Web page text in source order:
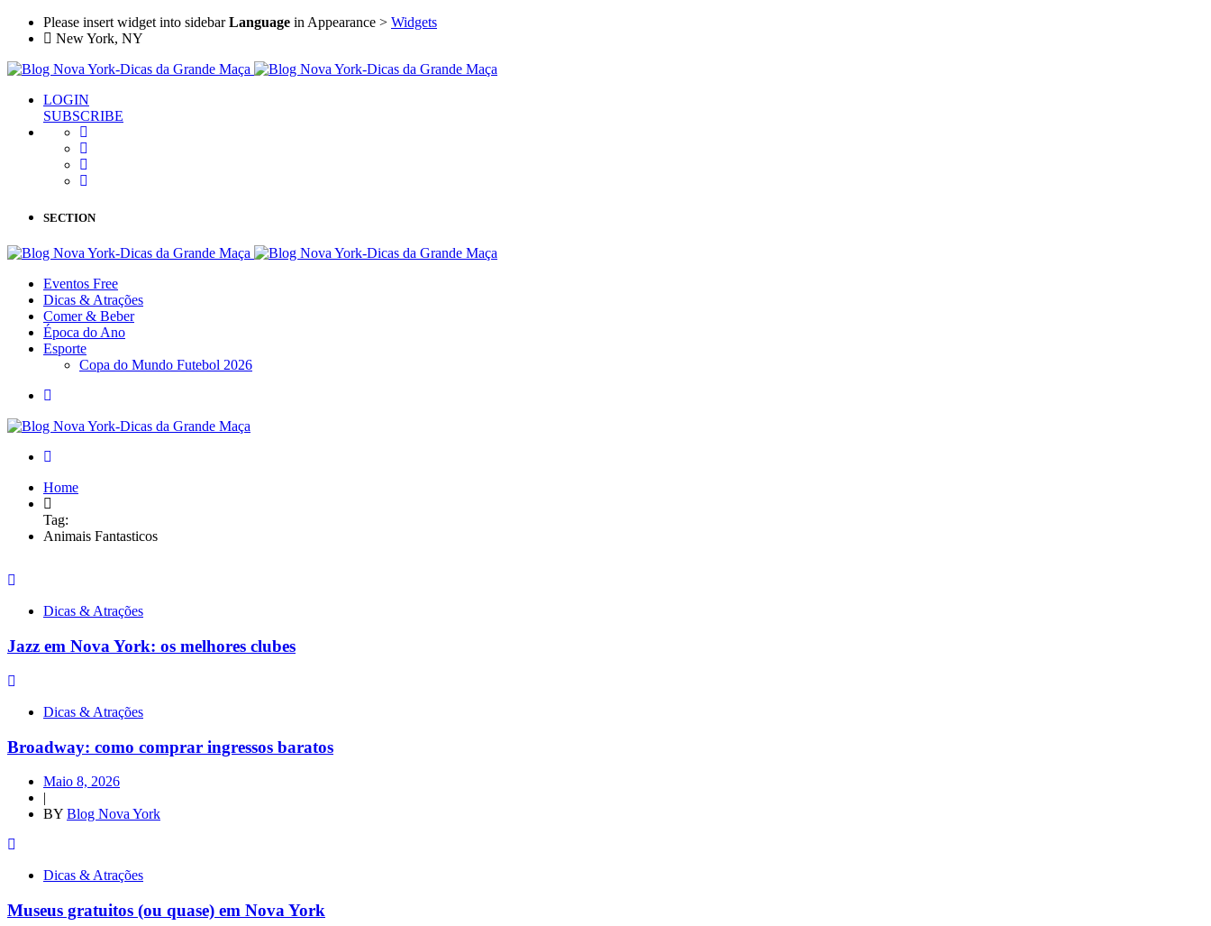
Please insert widget into sidebarLanguage in Appearance > Widgets
New York, NY
LOGIN
SUBSCRIBE
SECTION
Eventos Free
Dicas & Atrações
Comer & Beber
Época do Ano
Esporte
Copa do Mundo Futebol 2026
Home
Tag:
Animais Fantasticos
Dicas & Atrações
Jazz em Nova York: os melhores clubes
Dicas & Atrações
Broadway: como comprar ingressos baratos
Maio 8, 2026
|
BY Blog Nova York
Dicas & Atrações
Museus gratuitos (ou quase) em Nova York